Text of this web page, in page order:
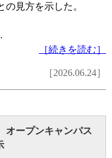
見方を示した。
［続きを読む］
［2026.06.24］
オープンキャンパス